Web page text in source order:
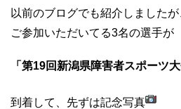
以前のブログでも紹介しましたが
ご参加いただいてる3名の選手が
「第19回新潟県障害者スポーツ大
到着して、先ずは記念写真